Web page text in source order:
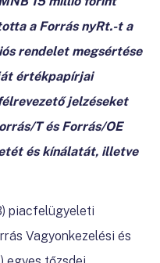
a Forrás nyRt.-t a
rendelet megsértése
értékpapírjai
jelzéseket
T és Forrás/OE
és kínálatát, illetve
piacfelügyeleti
Vagyonkezelési és